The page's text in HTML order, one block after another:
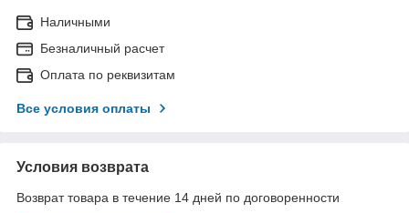
Наличными
Безналичный расчет
Оплата по реквизитам
Все условия оплаты
Условия возврата
Возврат товара в течение 14 дней по договоренности